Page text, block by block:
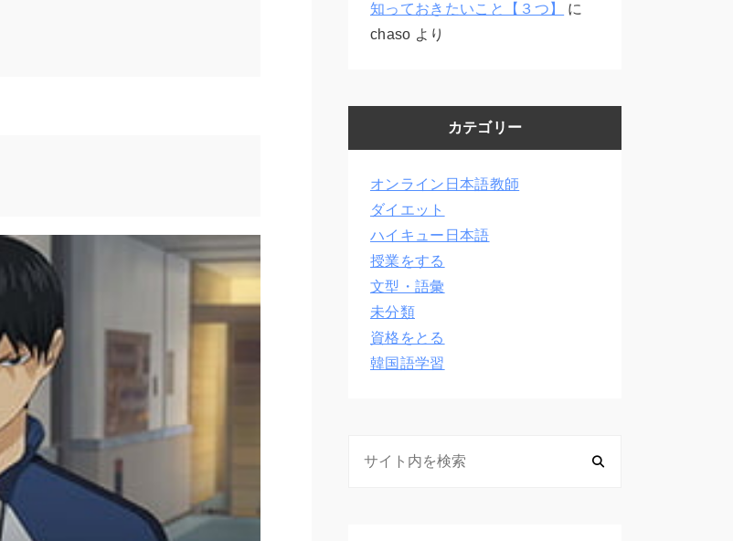
知っておきたいこと【３つ】
に
chaso より
カテゴリー
オンライン日本語教師
ダイエット
ハイキュー日本語
授業をする
文型・語彙
未分類
資格をとる
韓国語学習